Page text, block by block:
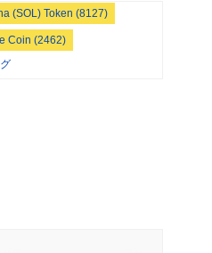
ク（PoS）コンセンサス
する必要があり、これに
名され、検証されること
ィブを調整するため
すべての参加者にとって
でステーブルコ
ングできるよう
(SOL) Token (8127)
Coin (2462)